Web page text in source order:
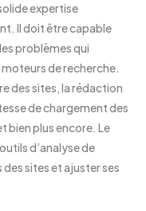
expertise
Il doit être capable
problèmes qui
de recherche.
des sites, la rédaction
de chargement des
bien plus encore. Le
d’analyse de
sites et ajuster ses